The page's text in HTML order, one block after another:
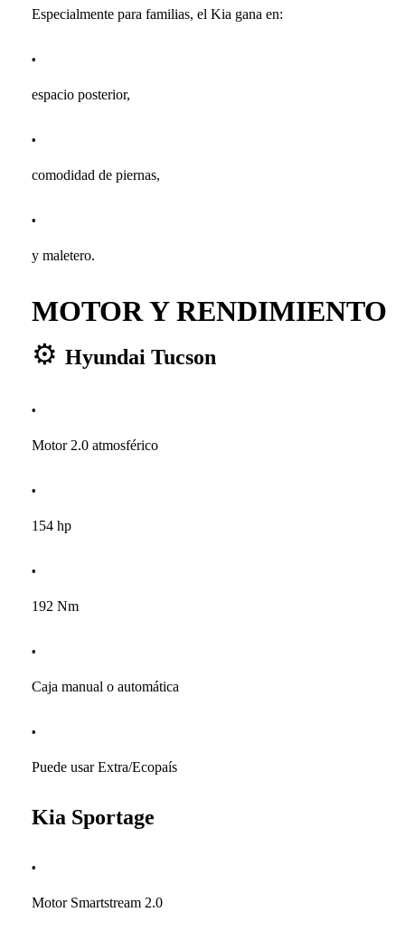
Especialmente para familias, el Kia gana en:
espacio posterior,
comodidad de piernas,
y maletero.
MOTOR Y RENDIMIENTO
⚙ Hyundai Tucson
Motor 2.0 atmosférico
154 hp
192 Nm
Caja manual o automática
Puede usar Extra/Ecopaís
Kia Sportage
Motor Smartstream 2.0